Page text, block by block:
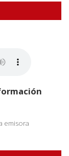
emisora